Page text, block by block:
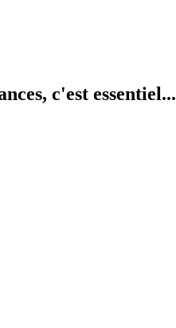
c'est essentiel...